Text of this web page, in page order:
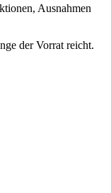
Ausnahmen
der Vorrat reicht.